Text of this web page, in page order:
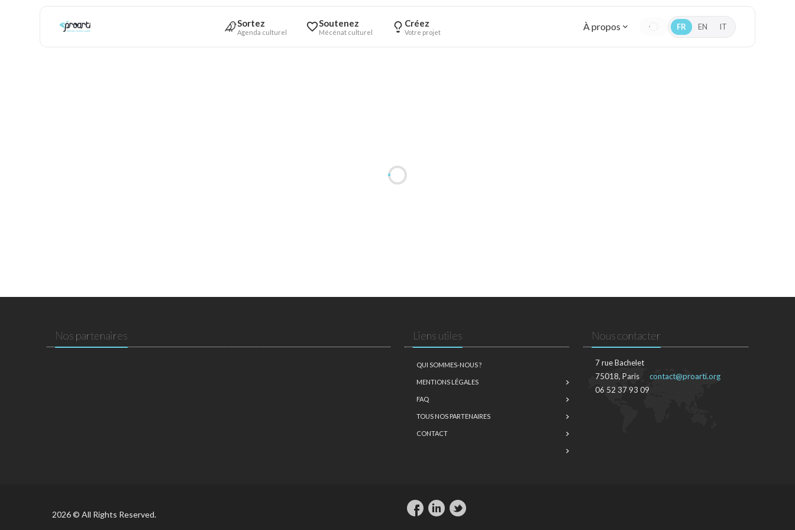
Sortez
Agenda culturel
Soutenez
Mécénat culturel
Créez
Votre projet À propos FR EN IT
Nos partenaires Liens utiles
QUI SOMMES-NOUS ?
MENTIONS LÉGALES
FAQ
TOUS NOS PARTENAIRES
CONTACT
Nous contacter
7 rue Bachelet
75018, Paris
06 52 37 93 09
contact@proarti.org
2026 © All Rights Reserved.